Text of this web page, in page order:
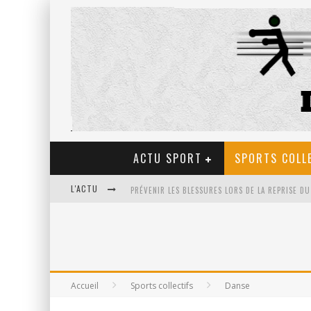
ACTU SPORT SPORTS
L'ACTU
Accueil Sports collectifs Danse